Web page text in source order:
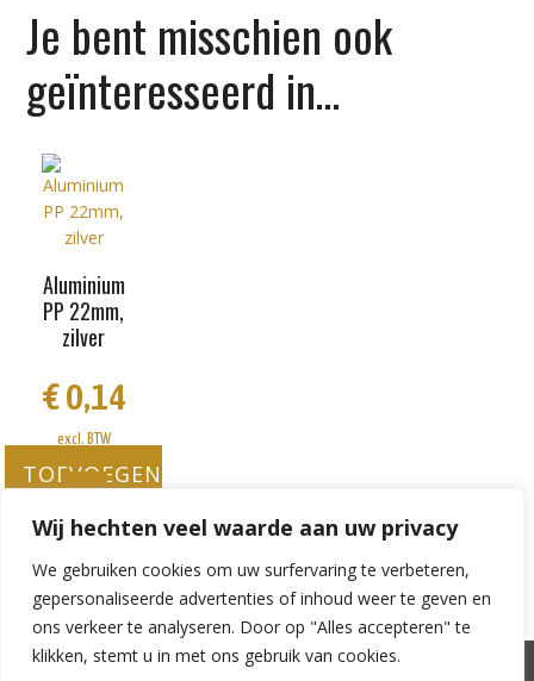
Wij hechten veel waarde aan uw privacy
We gebruiken cookies om uw surfervaring te verbeteren,
gepersonaliseerde advertenties of inhoud weer te geven en
ons verkeer te analyseren. Door op "Alles accepteren" te
klikken, stemt u in met ons gebruik van cookies.
Je bent misschien ook
geïnteresseerd in…
Aluminium
PP 22mm,
zilver
€0,14
excl. BTW
TOEVOEGEN